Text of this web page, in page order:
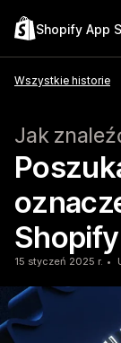
Shopify App
Wszystkie historie
Jak
Shopify
15 styczeń 2025 r.